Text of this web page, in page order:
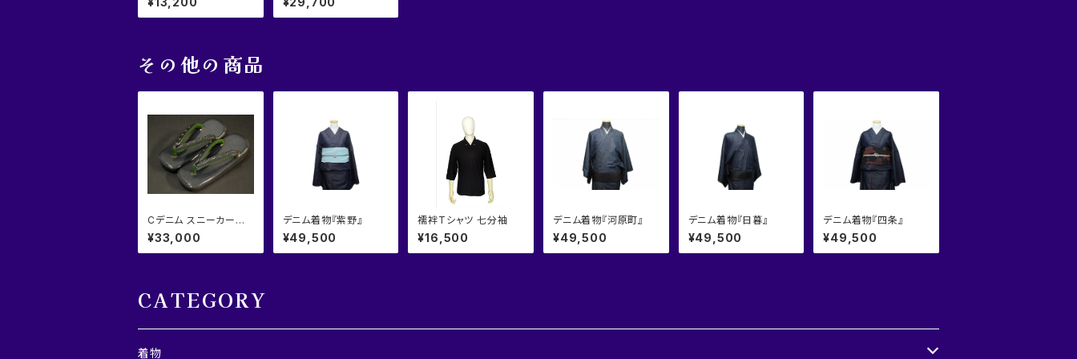
その他の商品
Cデニム スニーカー草
履 メンズ
¥33,000
デニム着物『紫野』
¥49,500
襦袢Tシャツ 七分袖
¥16,500
デニム着物『河原町』
¥49,500
デニム着物『日暮』
¥49,500
デニム着物『四条』
¥49,500
CATEGORY
着物